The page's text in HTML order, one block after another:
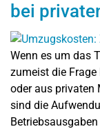
bei
Wenn es um das
zumeist die
oder aus privaten
sind die